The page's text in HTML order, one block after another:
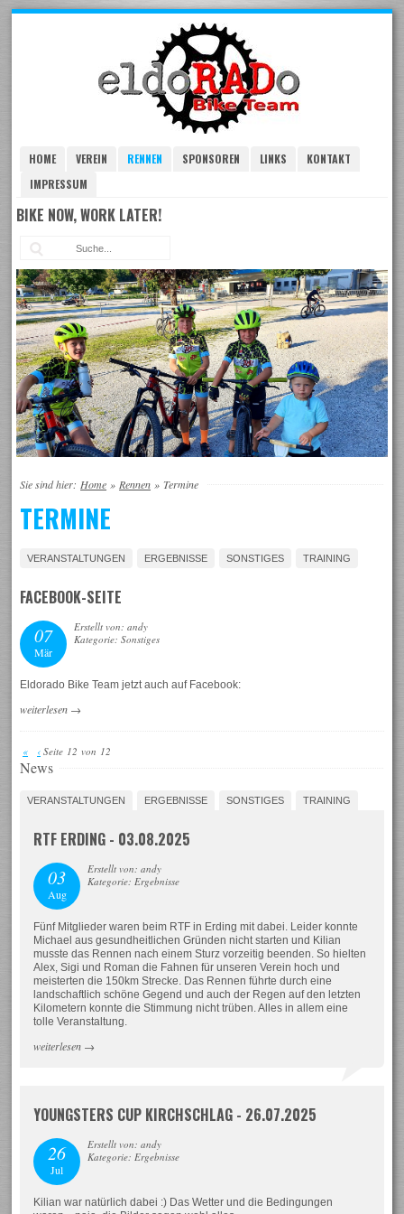
HOME VEREIN RENNEN SPONSOREN LINKS
KONTAKT
IMPRESSUM
BIKE NOW, WORK LATER!
Sie sind hier: Home » Rennen »Termine
TERMINE
VERANSTALTUNGEN ERGEBNISSE SONSTIGES TRAINING
FACEBOOK-SEITE
07
Mär
Erstellt von: andy
Kategorie: Sonstiges
Eldorado Bike Team jetzt auch auf Facebook:
weiterlesen →
« ‹ Seite 12 von 12
News
VERANSTALTUNGEN ERGEBNISSE SONSTIGES TRAINING
RTF ERDING - 03.08.2025
03
Aug
Erstellt von: andy
Kategorie: Ergebnisse
Fünf Mitglieder waren beim RTF in Erding mit dabei. Leider konnte
Michael aus gesundheitlichen Gründen nicht starten und Kilian
musste das Rennen nach einem Sturz vorzeitig beenden. So hielten
Alex, Sigi und Roman die Fahnen für unseren Verein hoch und
meisterten die 150km Strecke. Das Rennen führte durch eine
landschaftlich schöne Gegend und auch der Regen auf den letzten
Kilometern konnte die Stimmung nicht trüben. Alles in allem eine
tolle Veranstaltung.
weiterlesen →
YOUNGSTERS CUP KIRCHSCHLAG - 26.07.2025
26
Jul
Erstellt von: andy
Kategorie: Ergebnisse
Kilian war natürlich dabei :) Das Wetter und die Bedingungen